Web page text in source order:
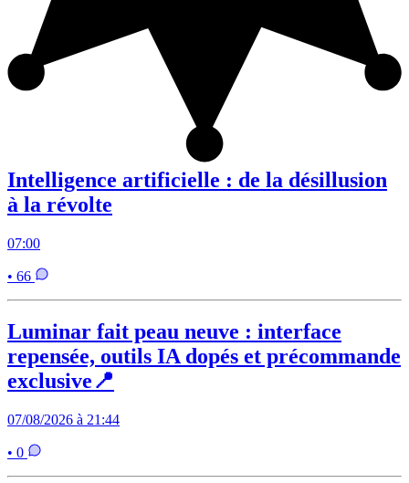
Intelligence artificielle : de la désillusion
à la révolte
07:00
• 66
Luminar fait peau neuve : interface
repensée, outils IA dopés et précommande
exclusive📍
07/08/2026 à 21:44
• 0